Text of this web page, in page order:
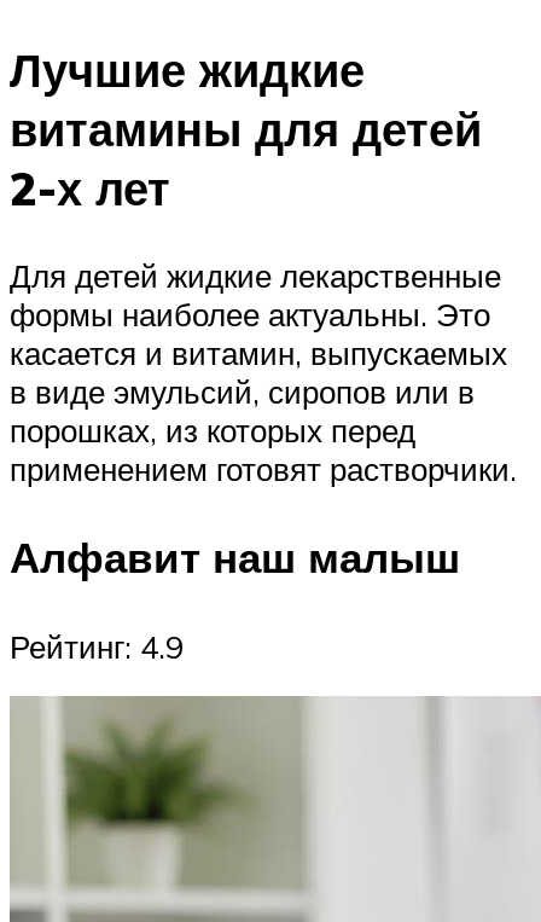
Лучшие жидкие
витамины для детей
2-х лет
Для детей жидкие лекарственные
формы наиболее актуальны. Это
касается и витамин, выпускаемых
в виде эмульсий, сиропов или в
порошках, из которых перед
применением готовят растворчики.
Алфавит наш малыш
Рейтинг: 4.9